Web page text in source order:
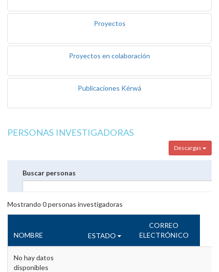
Proyectos
Proyectos en colaboración
Publicaciones Kérwá
PERSONAS INVESTIGADORAS
Descargas
Buscar personas
Mostrando 0personas investigadoras
NOMBRE ESTADO
CORREO
ELECTRÓNICO
No hay datos
disponibles